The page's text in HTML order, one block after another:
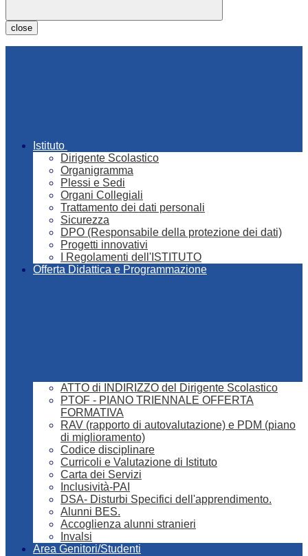
close
Istituto
Dirigente Scolastico
Organigramma
Plessi e Sedi
Organi Collegiali
Trattamento dei dati personali
Sicurezza
DPO (Responsabile della protezione dei dati)
Progetti innovativi
I Regolamenti dell'ISTITUTO
Offerta Didattica e Programmazione
ATTO di INDIRIZZO del Dirigente Scolastico
PTOF - PIANO TRIENNALE OFFERTA
FORMATIVA
RAV (rapporto di autovalutazione) e PDM (piano
di miglioramento)
Codice disciplinare
Curricoli e Valutazione di Istituto
Carta dei Servizi
Inclusività-PAI
DSA- Disturbi Specifici dell'apprendimento.
Alunni BES.
Accoglienza alunni stranieri
Invalsi
Area Genitori/Studenti